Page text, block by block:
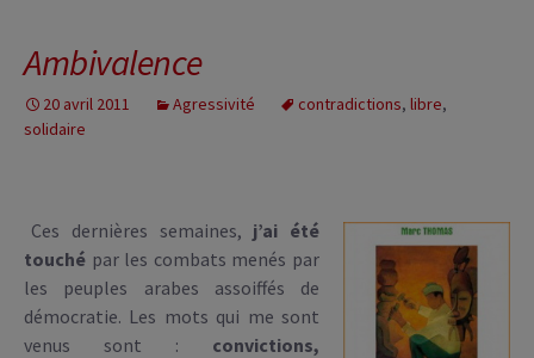
Ambivalence
20 avril 2011 Agressivité contradictions, libre,
solidaire
Ces dernières semaines, j’ai été
touché par les combats menés par
les peuples arabes assoiffés de
démocratie. Les mots qui me sont
venus sont : convictions,